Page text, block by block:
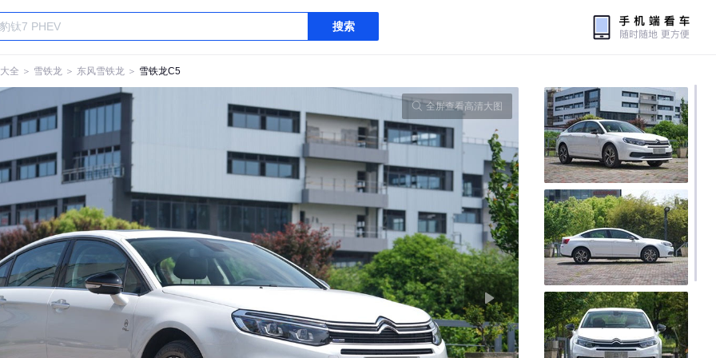
搜索
全 ＞ 雪铁龙 ＞ 东风雪铁龙 ＞ 雪铁龙C5
全屏查看高清大图